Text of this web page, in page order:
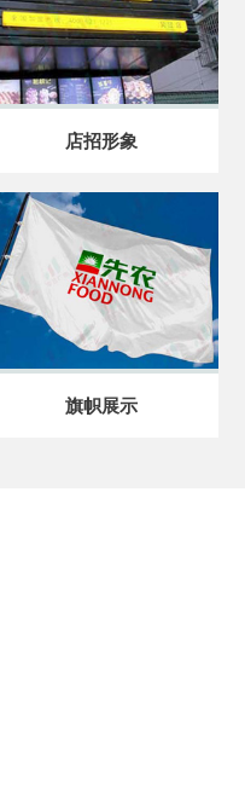
店招形象
旗帜展示